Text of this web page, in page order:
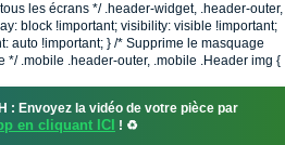
les écrans */ .header-widget, .header-outer,
block !important; visibility: visible !important;
auto !important; } /* Supprime le masquage
*/ .mobile .header-outer, .mobile .Header img {
: Envoyez la vidéo de votre pièce par
en cliquant ICI ! ♻️